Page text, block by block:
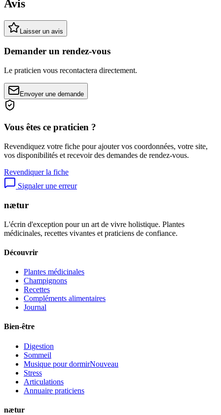
Avis
Laisser un avis
Demander un rendez-vous
Le praticien vous recontactera directement.
Envoyer une demande
Vous êtes ce praticien ?
Revendiquez votre fiche pour ajouter vos coordonnées, votre site,
vos disponibilités et recevoir des demandes de rendez-vous.
Revendiquer la fiche
Signaler une erreur
nætur
L'écrin d'exception pour un art de vivre holistique. Plantes
médicinales, recettes vivantes et praticiens de confiance.
Découvrir
Plantes médicinales
Champignons
Recettes
Compléments alimentaires
Journal
Bien-être
Digestion
Sommeil
Musique pour dormirNouveau
Stress
Articulations
Annuaire praticiens
nætur